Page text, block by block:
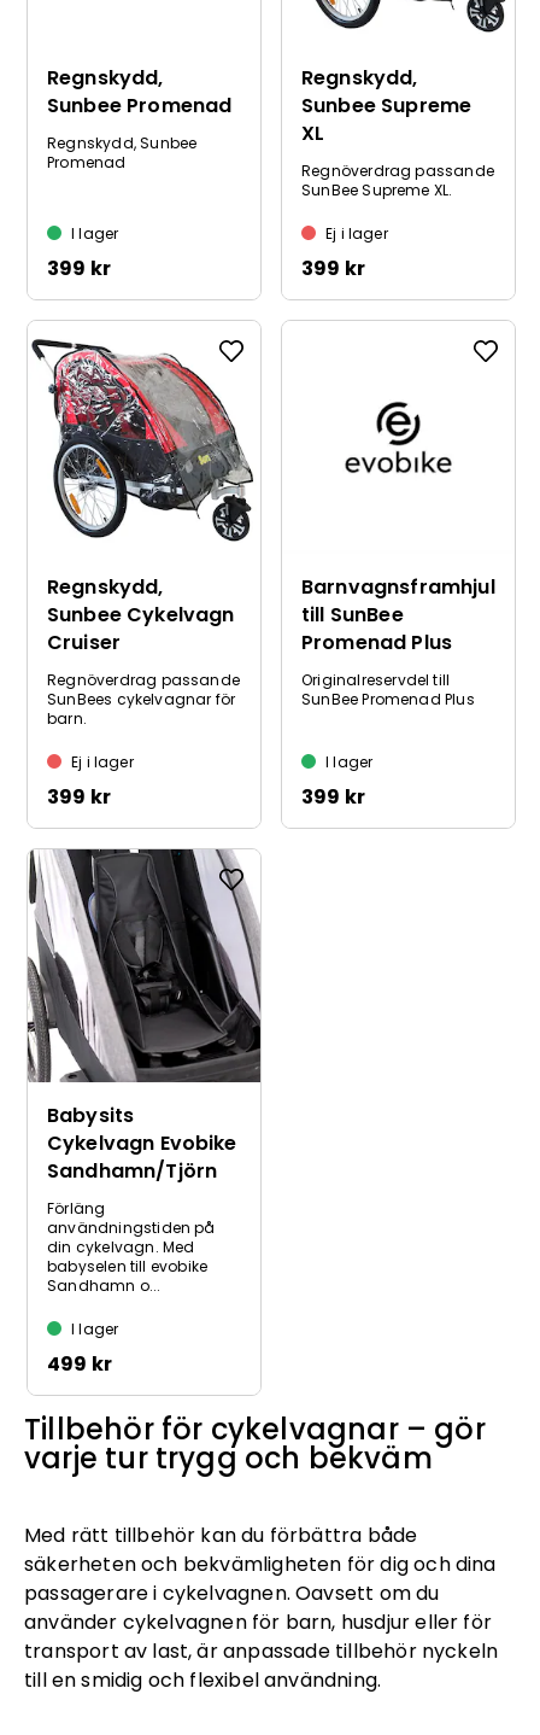
Regnskydd,
Sunbee Promenad
Regnskydd, Sunbee
Promenad
I lager
399 kr
Regnskydd,
Sunbee Supreme
XL
Regnöverdrag passande
SunBee Supreme XL.
Ej i lager
399 kr
Regnskydd,
Sunbee Cykelvagn
Cruiser
Regnöverdrag passande
SunBees cykelvagnar för
barn.
Ej i lager
399 kr
Barnvagnsframhjul
till SunBee
Promenad Plus
Originalreservdel till
SunBee Promenad Plus
I lager
399 kr
Babysits
Cykelvagn Evobike
Sandhamn/Tjörn
Förläng
användningstiden på
din cykelvagn. Med
babyselen till evobike
Sandhamn o...
I lager
499 kr
Tillbehör för cykelvagnar – gör
varje tur trygg och bekväm
Med rätt tillbehör kan du förbättra både
säkerheten och bekvämligheten för dig och dina
passagerare i cykelvagnen. Oavsett om du
använder cykelvagnen för barn, husdjur eller för
transport av last, är anpassade tillbehör nyckeln
till en smidig och flexibel användning.